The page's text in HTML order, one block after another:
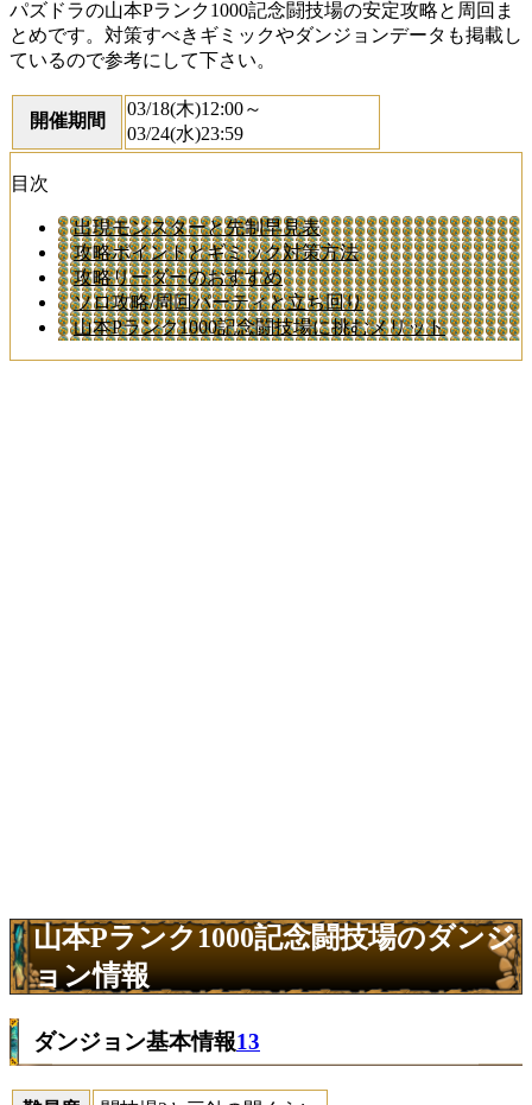
パズドラの山本Pランク1000記念闘技場の安定攻略と周回ま
とめです。対策すべきギミックやダンジョンデータも掲載し
ているので参考にして下さい。
開催期間
03/18(木)12:00～
03/24(水)23:59
目次
出現モンスターと先制早見表
攻略ポイントとギミック対策方法
攻略リーダーのおすすめ
ソロ攻略/周回パーティと立ち回り
山本Pランク1000記念闘技場に挑むメリット
山本Pランク1000記念闘技場のダンジ
ョン情報
ダンジョン基本情報13